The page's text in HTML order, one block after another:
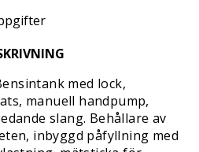
med lock,
manuell handpump,
slang. Behållare av
inbyggd påfyllning med